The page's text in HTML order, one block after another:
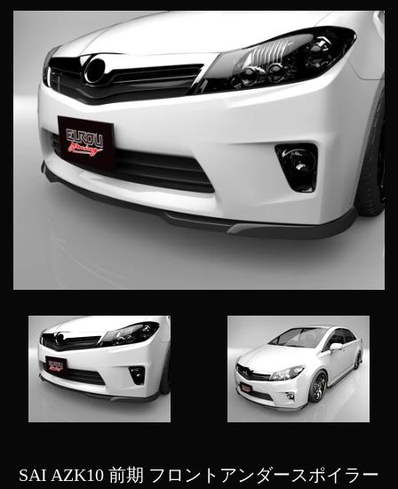
SAI AZK10 前期 フロントアンダースポイラー